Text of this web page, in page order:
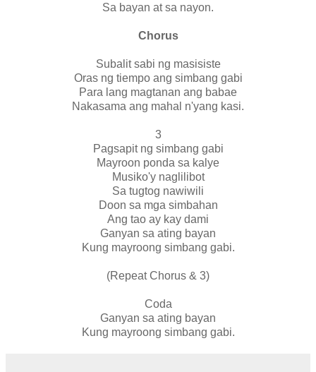
Sa bayan at sa nayon.
Chorus
Subalit sabi ng masisiste
Oras ng tiempo ang simbang gabi
Para lang magtanan ang babae
Nakasama ang mahal n'yang kasi.
3
Pagsapit ng simbang gabi
Mayroon ponda sa kalye
Musiko'y naglilibot
Sa tugtog nawiwili
Doon sa mga simbahan
Ang tao ay kay dami
Ganyan sa ating bayan
Kung mayroong simbang gabi.
(Repeat Chorus & 3)
Coda
Ganyan sa ating bayan
Kung mayroong simbang gabi.